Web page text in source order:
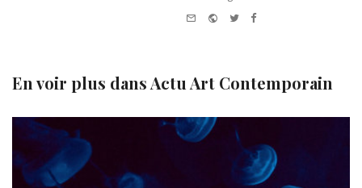
e-mail Website
TwitterFacebook
En voir plus dansActu Art Contemporain